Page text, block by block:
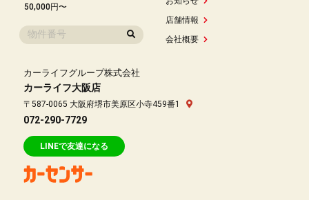
50,000円〜
店舗情報
会社概要
カーライフグループ株式会社
カーライフ大阪店
〒587-0065 大阪府堺市美原区小寺459番1
072-290-7729
LINEで友達になる